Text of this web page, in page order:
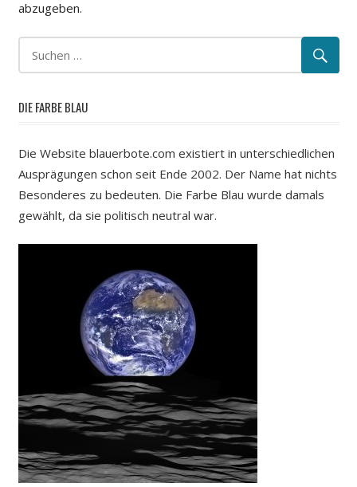
abzugeben.
DIE FARBE BLAU
Die Website blauerbote.com existiert in unterschiedlichen
Ausprägungen schon seit Ende 2002. Der Name hat nichts
Besonderes zu bedeuten. Die Farbe Blau wurde damals
gewählt, da sie politisch neutral war.